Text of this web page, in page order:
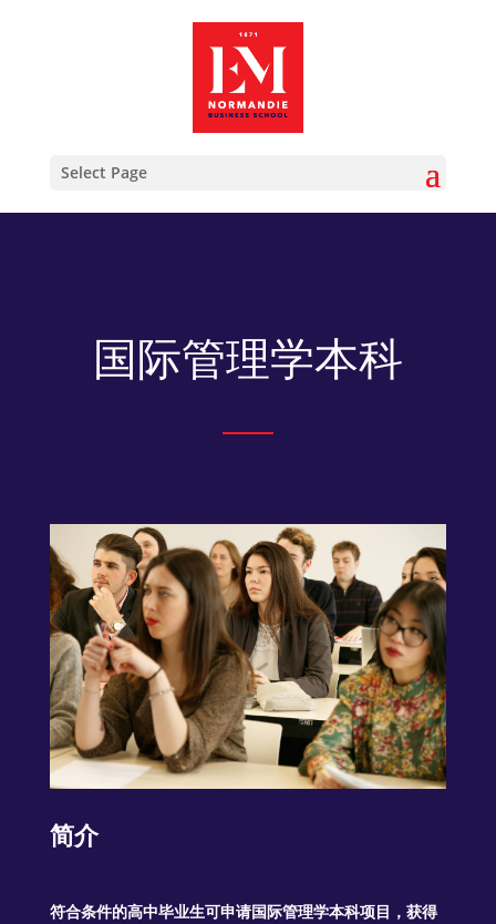
Select Page
国际管理学本科
简介
符合条件的高中毕业生可申请国际管理学本科项目，获得